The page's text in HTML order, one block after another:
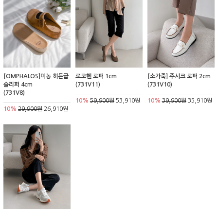
[OMPHALOS]미농 히든굽
슬리퍼 4cm
(731V8)
10% 29,900원 26,910원
로코헨 로퍼 1cm
(731V11)
10% 59,900원53,910원
[소가죽] 주시크 로퍼 2cm
(731V10)
10% 39,900원35,910원